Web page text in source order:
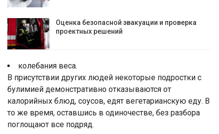
Оценка безопасной эвакуации и проверка
проектных решений
колебания веса.
В присутствии других людей неко­торые подростки с
булимией демон­стративно отказываются от
калорийных блюд, соусов, едят вегетарианскую еду. В
то же время, оставшись в одиночест­ве, без разбора
поглощают все подряд.